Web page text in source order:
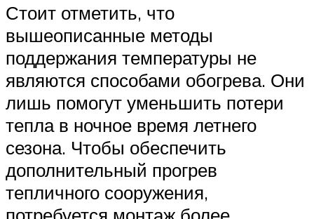
Стоит отметить, что
вышеописанные методы
поддержания температуры не
являются способами обогрева. Они
лишь помогут уменьшить потери
тепла в ночное время летнего
сезона. Чтобы обеспечить
дополнительный прогрев
тепличного сооружения,